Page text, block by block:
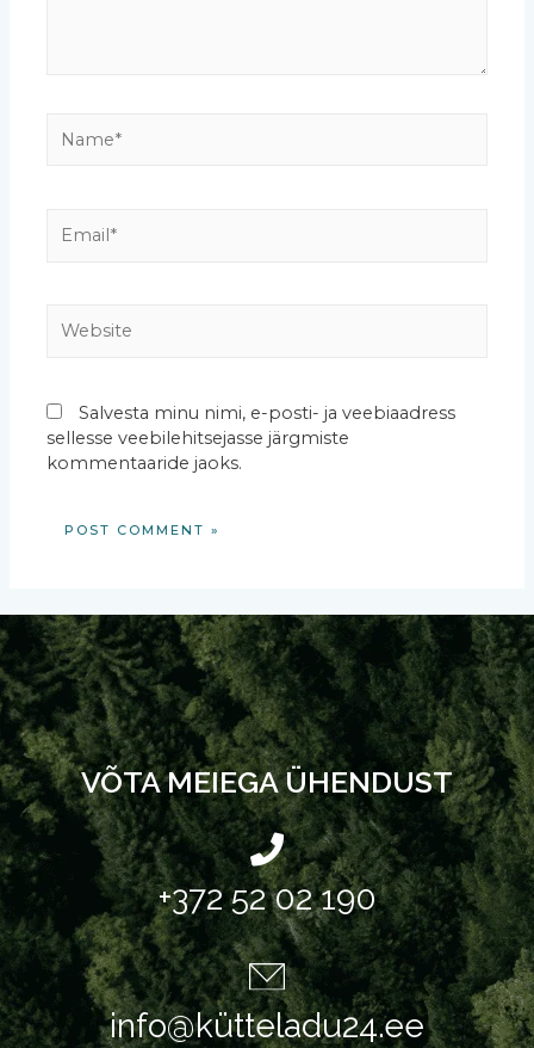
Salvesta minu nimi, e-posti- ja veebiaadress
sellesse veebilehitsejasse järgmiste
kommentaaride jaoks.
VÕTA MEIEGA ÜHENDUST
+372 52 02 190
info@kütteladu24.ee